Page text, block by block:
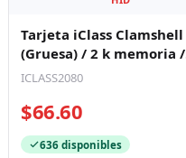
Tarjeta iClass Clamshell
(Gruesa) / 2 k memoria /
Garantía de por Vida
ICLASS2080
$66.60
636 disponibles